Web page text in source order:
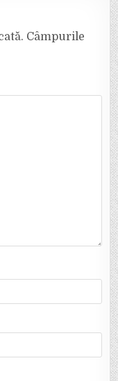
Câmpurile